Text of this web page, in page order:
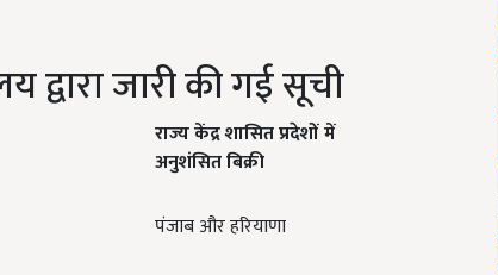
जारी की गई सूची
राज्य केंद्र शासित प्रदेशों में
अनुशंसित बिक्री
पंजाब और हरियाणा